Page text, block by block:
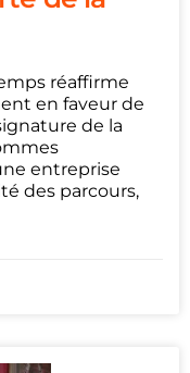
réaffirme
en faveur de
de la
entreprise
des parcours,